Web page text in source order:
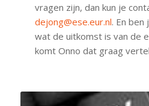
vragen zijn, dan kun je
dejong@ese.eur.nl. En ben
wat de uitkomst is van de
komt Onno dat graag